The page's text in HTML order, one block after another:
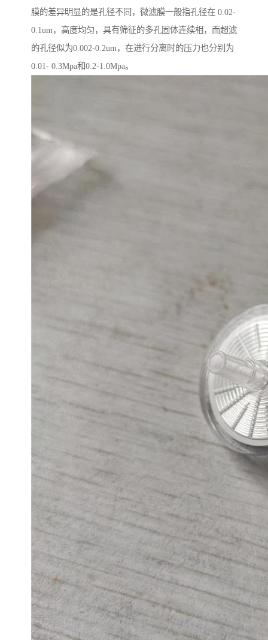
膜的差异明显的是孔径不同，微滤膜一般指孔径在 0.02-
0.1um，高度均匀，具有筛征的多孔固体连续相，而超滤
的孔径似为0.002-0.2um，在进行分离时的压力也分别为
0.01- 0.3Mpa和0.2-1.0Mpa。